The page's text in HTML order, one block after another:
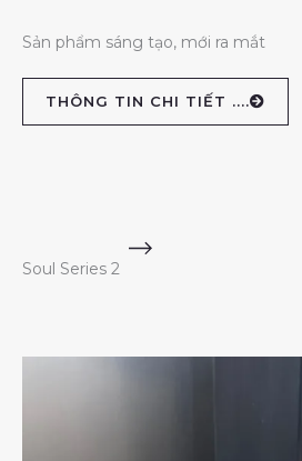
Sản phẩm sáng tạo, mới ra mắt
THÔNG TIN CHI TIẾT ....
Soul Series 2